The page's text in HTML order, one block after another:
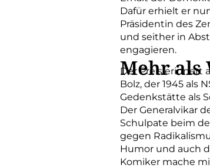
Dafür erhielt er
Präsidentin des
und seither in
engagieren.
Mehr als
Der Preis erinnert
Bolz, der 1945 als
Gedenkstätte als
Der Generalvikar
Schulpate beim
gegen
Humor und auch
Komiker mache